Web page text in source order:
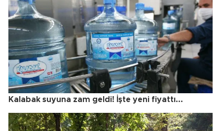
Kalabak suyuna zam geldi! İşte yeni fiyattı...